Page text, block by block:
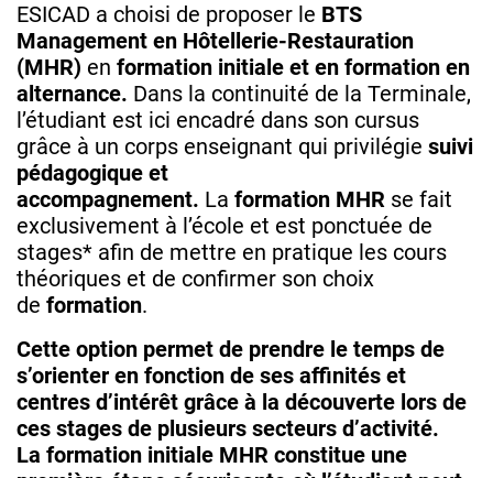
ESICAD a choisi de proposer le BTS
Management en Hôtellerie-Restauration
(MHR) en formation initiale et en formation en
alternance. Dans la continuité de la Terminale,
l’étudiant est ici encadré dans son cursus
grâce à un corps enseignant qui privilégie suivi
pédagogique et
accompagnement. La formation MHR se fait
exclusivement à l’école et est ponctuée de
stages* afin de mettre en pratique les cours
théoriques et de confirmer son choix
de formation.
Cette option permet de prendre le temps de
s’orienter en fonction de ses affinités et
centres d’intérêt grâce à la découverte lors de
ces stages de plusieurs secteurs d’activité.
La formation initiale MHR constitue une